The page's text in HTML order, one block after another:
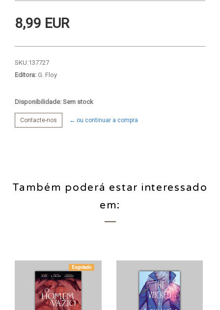
8,99 EUR
SKU:137727
Editora: G. Floy
Disponibilidade: Sem stock
Contacte-nos ← ou continuar a compra
Também poderá estar interessado
em:
Esgotado